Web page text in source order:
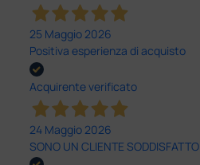
25 Maggio 2026
Positiva esperienza di acquisto
Acquirente verificato
24 Maggio 2026
SONO UN CLIENTE